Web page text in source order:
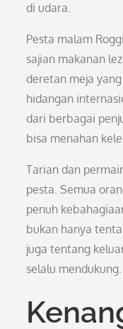
di udara.
Pesta malam
sajian makanan
deretan meja
hidangan
dari berbagai
bisa menahan
Tarian dan
pesta. Semua
penuh
bukan hanya
juga tentang
selalu mendukung.